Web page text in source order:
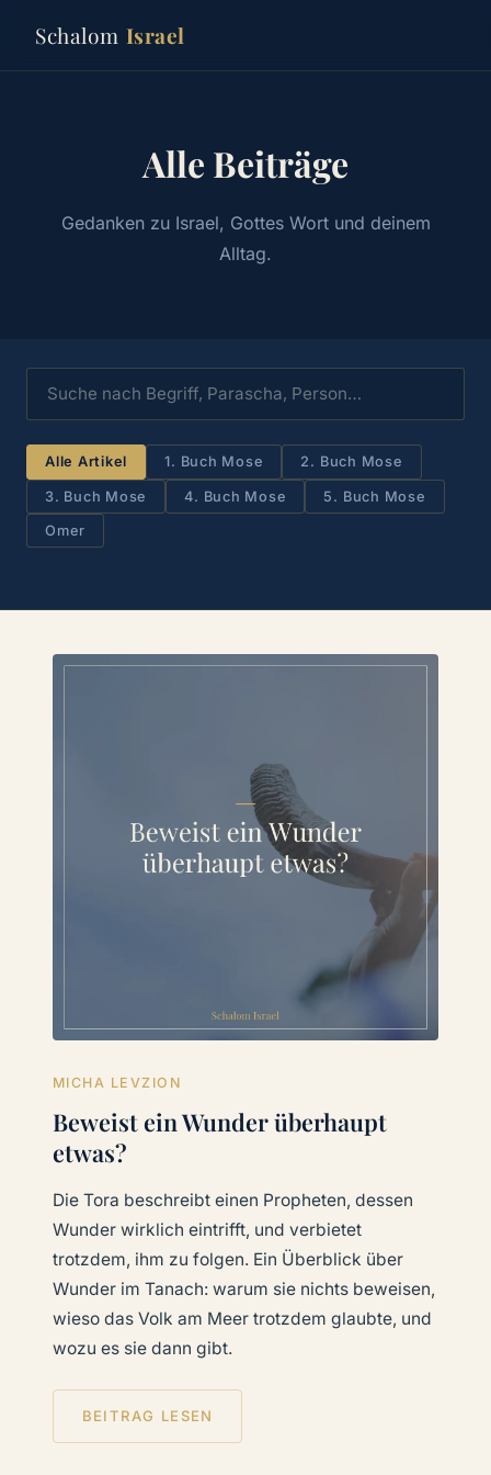
Schalom Israel
Alle Beiträge
Gedanken zu Israel, Gottes Wort und deinem
Alltag.
Alle Artikel 1. Buch Mose 2. Buch Mose
3. Buch Mose 4. Buch Mose 5. Buch Mose
Omer
MICHA LEVZION
Beweist ein Wunder überhaupt
etwas?
Die Tora beschreibt einen Propheten, dessen
Wunder wirklich eintrifft, und verbietet
trotzdem, ihm zu folgen. Ein Überblick über
Wunder im Tanach: warum sie nichts beweisen,
wieso das Volk am Meer trotzdem glaubte, und
wozu es sie dann gibt.
BEITRAG LESEN